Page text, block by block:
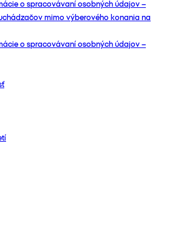
o spracovávaní osobných údajov –
mimo výberového konania na
o spracovávaní osobných údajov –